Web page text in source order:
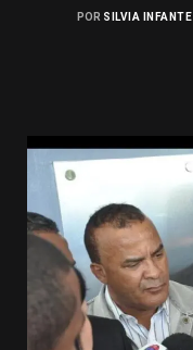
POR SILVIA INFANTE